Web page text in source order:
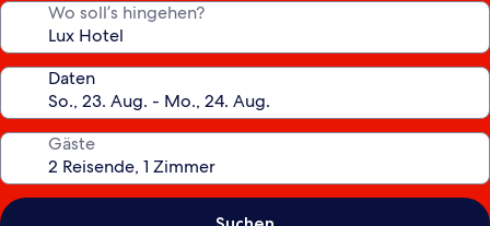
Wo soll’s hingehen?
Daten
Gäste